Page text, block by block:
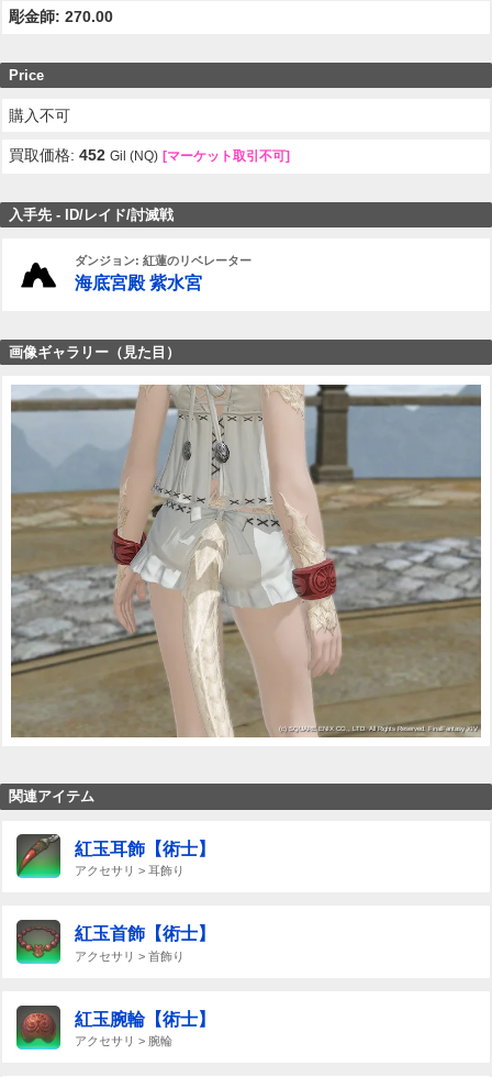
彫金師: 270.00
Price
購入不可
買取価格:452 Gil (NQ) [マーケット取引不可]
入手先 - ID/レイド/討滅戦
ダンジョン: 紅蓮のリベレーター
海底宮殿 紫水宮
画像ギャラリー（見た目）
関連アイテム
紅玉耳飾【術士】
アクセサリ > 耳飾り
紅玉首飾【術士】
アクセサリ > 首飾り
紅玉腕輪【術士】
アクセサリ > 腕輪